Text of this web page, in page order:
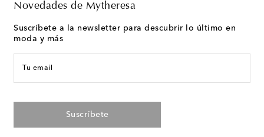
Novedades de Mytheresa
Suscríbete a la newsletter para descubrir lo último en
moda y más
Tu email
Suscríbete